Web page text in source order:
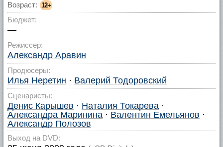
Возраст: 12+
Бюджет:
—
Режиссер:
Александр Аравин
Продюсеры:
Илья Неретин · Валерий Тодоровский
Сценаристы:
Денис Карышев · Наталия Токарева ·
Александра Маринина · Валентин Емельянов ·
Александр Полозов
Выход на DVD: